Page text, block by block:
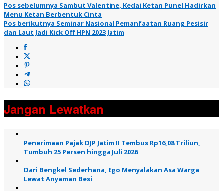
Pos sebelumnya Sambut Valentine, Kedai Ketan Punel Hadirkan
Menu Ketan Berbentuk Cinta
Pos berikutnya Seminar Nasional Pemanfaatan Ruang Pesisir
dan Laut Jadi Kick Off HPN 2023 Jatim
Jangan Lewatkan
Penerimaan Pajak DJP Jatim II Tembus Rp16,08 Triliun,
Tumbuh 25 Persen hingga Juli 2026
Dari Bengkel Sederhana, Ego Menyalakan Asa Warga
Lewat Anyaman Besi